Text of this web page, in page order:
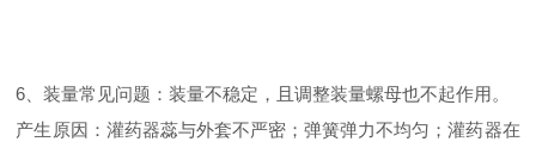
6、装量常见问题：装量不稳定，且调整装量螺母也不起作用。
产生原因：灌药器蕊与外套不严密；弹簧弹力不均匀；灌药器在